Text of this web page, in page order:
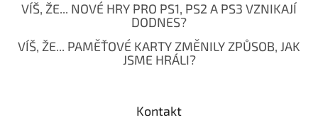
VÍŠ, ŽE... NOVÉ HRY PRO PS1, PS2 A PS3 VZNIKAJÍ
DODNES?
VÍŠ, ŽE... PAMĚŤOVÉ KARTY ZMĚNILY ZPŮSOB, JAK
JSME HRÁLI?
Kontakt